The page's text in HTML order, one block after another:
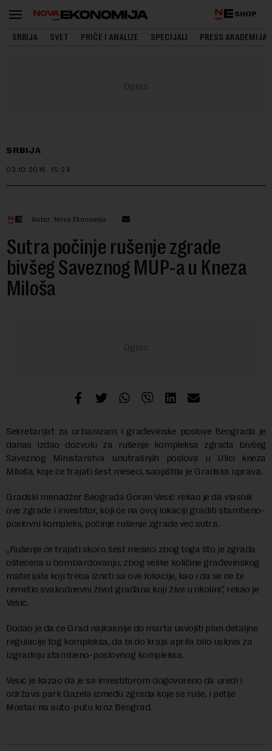
SHOP
SRBIJA SVET PRIČE I ANALIZE SPECIJALI PRESS AKADEMIJA
SRBIJA
03.10.2016. 15:24
Autor: Nova Ekonomija
Sutra počinje rušenje zgrade
bivšeg Saveznog MUP-a u Kneza
Miloša
Sekretarijat za urbanizam i građevinske poslove Beograda je
danas izdao dozvolu za rušenje kompleksa zgrada bivšeg
Saveznog Ministarstva unutrašnjih poslova u Ulici kneza
Miloša, koje će trajati šest meseci, saopštila je Gradska uprava.
Gradski menadžer Beograda Goran Vesić rekao je da vlasnik
ove zgrade i investitor, koji će na ovoj lokaciji graditi stambeno-
poslovni kompleks, počinje rušenje zgrade već sutra.
„Rušenje će trajati skoro šest meseci zbog toga što je zgrada
oštećena u bombardovanju, zbog velike količine građevinskog
materijala koji treba izneti sa ove lokacije, kao i da se ne bi
remetio svakodnevni život građana koji žive u okolini“, rekao je
Vesić.
Dodao je da će Grad najkasnije do marta usvojiti plan detaljne
regulacije tog kompleksa, da bi do kraja aprila bilo uslova za
izgradnju stambeno-poslovnog kompleksa.
Vesić je kazao da je sa investitorom dogovoreno da uredi i
održava park Gazela između zgrada koje se ruše, i petlje
Mostar na auto-putu kroz Beograd.